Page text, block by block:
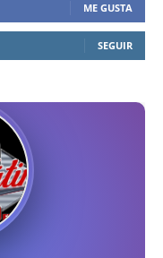
ME GUSTA
SEGUIR